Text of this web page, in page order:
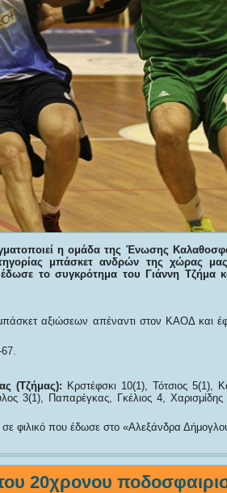
η ομάδα της Ένωσης
μπάσκετ ανδρών της χώρας
έδωσε το συγκρότημα του Γιάννη Τζήμα
αξιώσεων απέναντι στον ΚΑΟΔ και
(Τζήμας): Κρστέφσκι 10(1), Τότσιος 5(1),
3(1), Παπαρέγκας, Γκέλιος 4, Χαρισμίδης
φιλικό που έδωσε στο «Αλεξάνδρα
20χρονου